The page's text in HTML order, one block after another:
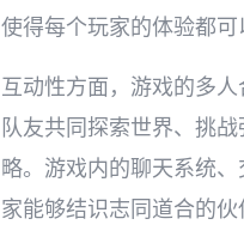
使得每个玩家的体验都可
互动性方面，游戏的多
队友共同探索世界、挑
略。游戏内的聊天系统
家能够结识志同道合的